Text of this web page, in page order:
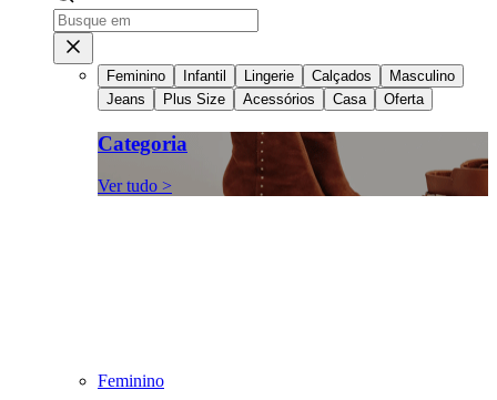
Feminino Infantil Lingerie Calçados
Masculino
Jeans
Plus Size Acessórios Casa Oferta
Categoria
Ver tudo >
Feminino